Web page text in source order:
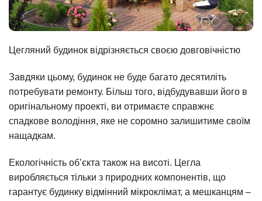
Цегляний будинок відрізняється своєю довговічністю
Завдяки цьому, будинок не буде багато десятиліть
потребувати ремонту. Більш того, відбудувавши його в
оригінальному проекті, ви отримаєте справжнє
спадкове володіння, яке не соромно залишитиме своїм
нащадкам.
Екологічність об’єкта також на висоті. Цегла
виробляється тільки з природних компонентів, що
гарантує будинку відмінний мікроклімат, а мешканцям –